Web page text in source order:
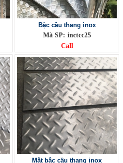
Bậc cầu thang inox
Mã SP: inctcc25
Call
Mặt bậc cầu thang inox